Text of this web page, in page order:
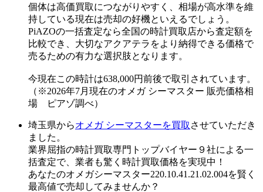
個体は高価買取につながりやすく、相場が高水準を維
持している現在は売却の好機といえるでしょう。
PiAZOの一括査定なら全国の時計買取店から査定額を
比較でき、大切なアクアテラをより納得できる価格で
売るための有力な選択肢となります。
今現在この時計は638,000円前後で取引されています。
（※2026年7月現在のオメガ シーマスター 販売価格相
場 ピアゾ調べ）
埼玉県からオメガ シーマスターを買取 させていただき
ました。
業界屈指の時計買取専門トップバイヤー９社による一
括査定で、業者も驚く時計買取価格を実現中！
あなたのオメガシーマスター220.10.41.21.02.004を賢く
最高値で売却してみませんか？